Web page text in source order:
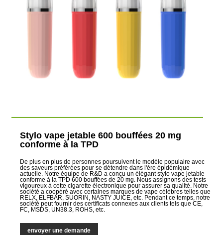
Stylo vape jetable 600 bouffées 20 mg
conforme à la TPD
De plus en plus de personnes poursuivent le modèle populaire avec
des saveurs préférées pour se détendre dans l'ère épidémique
actuelle. Notre équipe de R&D a conçu un élégant stylo vape jetable
conforme à la TPD 600 bouffées de 20 mg. Nous assignons des tests
vigoureux à cette cigarette électronique pour assurer sa qualité. Notre
société a coopéré avec certaines marques de vape célèbres telles que
RELX, ELFBAR, SUORIN, NASTY JUICE, etc. Pendant ce temps, notre
société peut fournir des certificats connexes aux clients tels que CE,
FC, MSDS, UN38.3, ROHS, etc.
envoyer une demande